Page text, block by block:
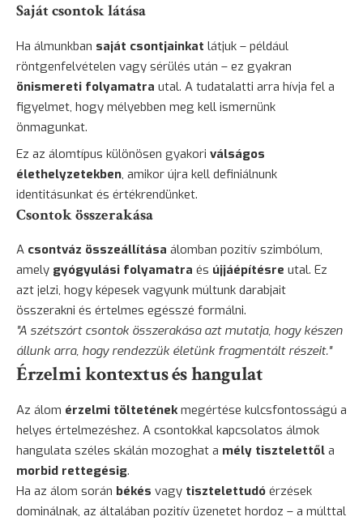
Saját csontok látása
Ha álmunkban saját csontjainkat látjuk – például
röntgenfelvételen vagy sérülés után – ez gyakran
önismereti folyamatra utal. A tudatalatti arra hívja fel a
figyelmet, hogy mélyebben meg kell ismernünk
önmagunkat.
Ez az álomtípus különösen gyakori válságos
élethelyzetekben, amikor újra kell definiálnunk
identitásunkat és értékrendünket.
Csontok összerakása
A csontváz összeállítása álomban pozitív szimbólum,
amely gyógyulási folyamatra és újjáépítésre utal. Ez
azt jelzi, hogy képesek vagyunk múltunk darabjait
összerakni és értelmes egésszé formálni.
"A szétszórt csontok összerakása azt mutatja, hogy készen
állunk arra, hogy rendezzük életünk fragmentált részeit."
Érzelmi kontextus és hangulat
Az álom érzelmi tölteténekmegértése kulcsfontosságú a
helyes értelmezéshez. A csontokkal kapcsolatos álmok
hangulata széles skálán mozoghat a mély tisztelettől a
morbid rettegésig.
Ha az álom során békés vagy tisztelettudó érzések
dominálnak, az általában pozitív üzenetet hordoz – a múlttal